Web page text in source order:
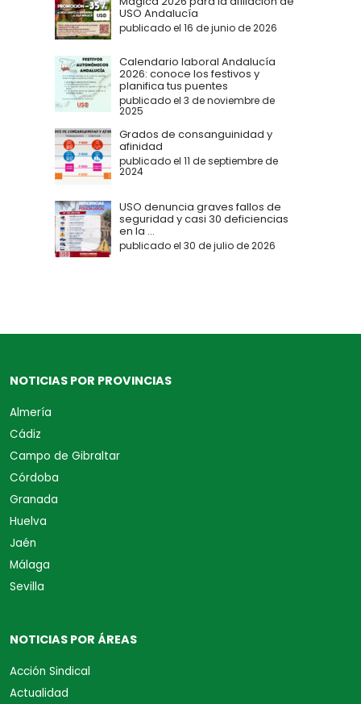
USO Andalucía
publicado el 16 de junio de 2026
Calendario laboral Andalucía
2026: conoce los festivos y
planifica tus puentes
publicado el 3 de noviembre de
2025
Grados de consanguinidad y
afinidad
publicado el 11 de septiembre de
2024
USO denuncia graves fallos de
seguridad y casi 30 deficiencias
en la ...
publicado el 30 de julio de 2026
NOTICIAS POR PROVINCIAS
Almería
Cádiz
Campo de Gibraltar
Córdoba
Granada
Huelva
Jaén
Málaga
Sevilla
NOTICIAS POR ÁREAS
Acción Sindical
Actualidad